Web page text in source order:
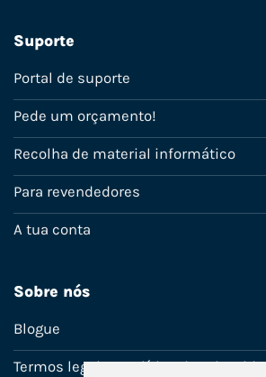
Suporte
Portal de suporte
Pede um orçamento!
Recolha de material informático
Para revendedores
A tua conta
Sobre nós
Blogue
Termos legais e política de